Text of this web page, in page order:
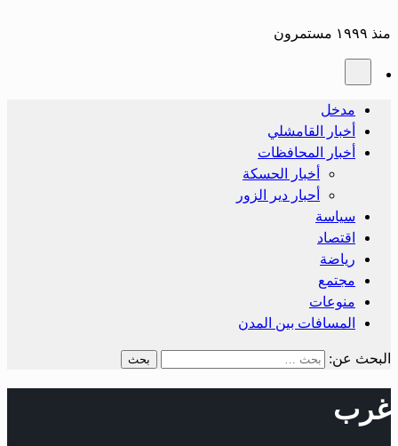
منذ ١٩٩٩ مستمرون
مدخل
أخبار القامشلي
أخبار المحافظات
أخبار الحسكة
أحبار دير الزور
سياسة
اقتصاد
رياضة
مجتمع
منوعات
المسافات بين المدن
البحث عن:
غرب